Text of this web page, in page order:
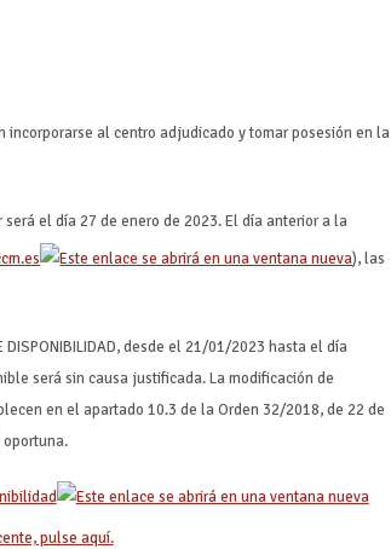
al centro adjudicado y tomar posesión en la
el día 27 de enero de 2023. El día anterior a la
), las
desde el 21/01/2023 hasta el día
será sin causa justificada. La modificación de
en el apartado 10.3 de la Orden 32/2018, de 22 de
pulse aquí.